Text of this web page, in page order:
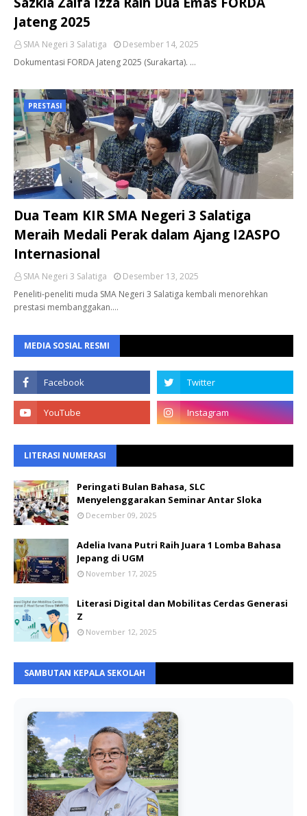
Jateng 2025
SMA Negeri 3 Salatiga
Desember 14, 2025
Dokumentasi FORDA Jateng 2025 (Surakarta). …
PRESTASI
Dua Team KIR SMA Negeri 3 Salatiga
Meraih Medali Perak dalam Ajang I2ASPO
Internasional
SMA Negeri 3 Salatiga
Desember 13, 2025
Peneliti-peneliti muda SMA Negeri 3 Salatiga kembali menorehkan
prestasi membanggakan.…
MEDIA SOSIAL RESMI
LITERASI NUMERASI
Peringati Bulan Bahasa, SLC
Menyelenggarakan Seminar Antar Sloka
December 09, 2025
Adelia Ivana Putri Raih Juara 1 Lomba Bahasa
Jepang di UGM
November 17, 2025
Literasi Digital dan Mobilitas Cerdas Generasi
Z
November 12, 2025
SAMBUTAN KEPALA SEKOLAH